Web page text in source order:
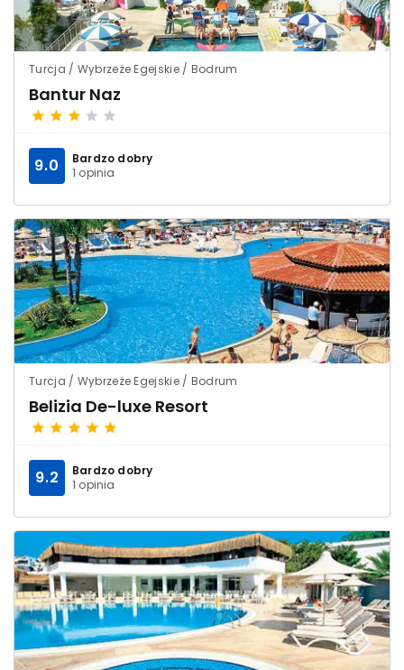
Turcja / Wybrzeże Egejskie / Bodrum
Bantur Naz
Bardzo dobry
1 opinia
9.0
Turcja / Wybrzeże Egejskie / Bodrum
Belizia De-luxe Resort
Bardzo dobry
1 opinia
9.2